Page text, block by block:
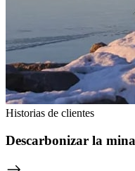
Historias de clientes
Descarbonizar la mina